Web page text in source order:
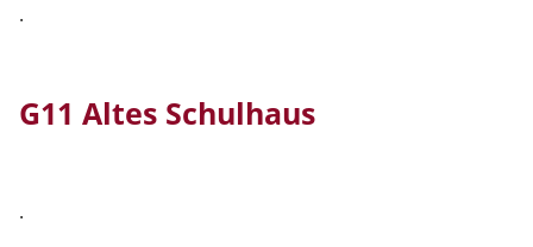
.
G11 Altes Schulhaus
.